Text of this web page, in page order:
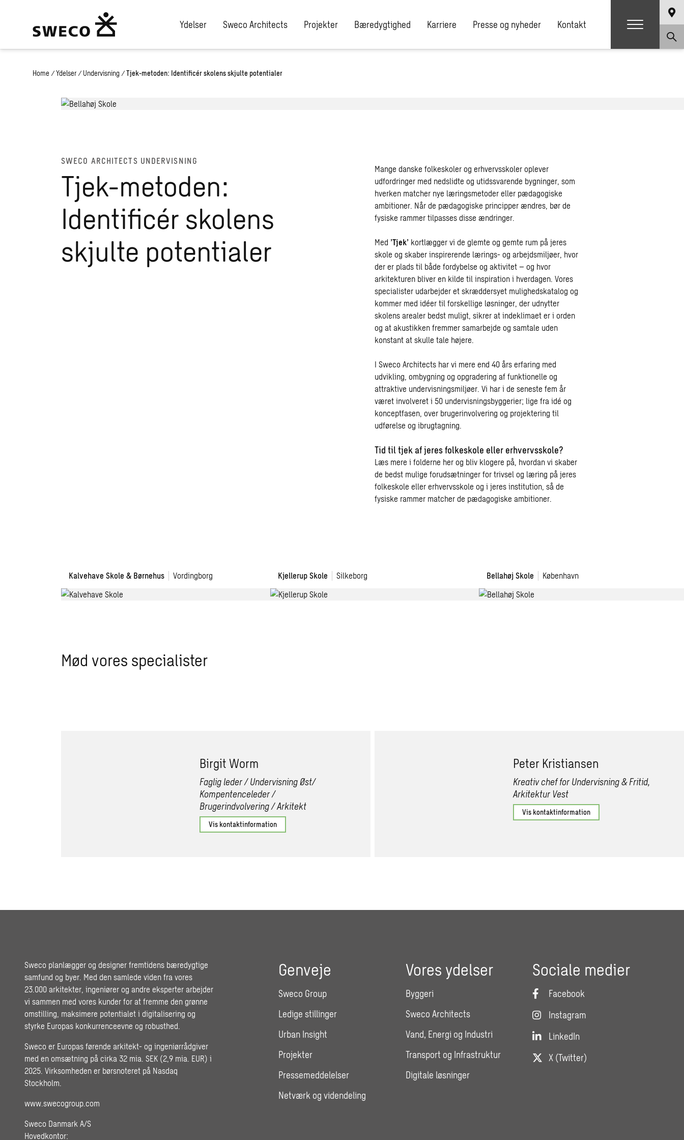
Ydelser Sweco Architects Projekter Bæredygtighed Karriere Presse og nyheder Kontakt
Home / Ydelser / Undervisning / Tjek-metoden: Identificér skolens skjulte potentialer
SWECO ARCHITECTS UNDERVISNING
Tjek-metoden:
Identificér skolens
skjulte potentialer
Mange danske folkeskoler og erhvervsskoler oplever
udfordringer med nedslidte og utidssvarende bygninger, som
hverken matcher nye læringsmetoder eller pædagogiske
ambitioner. Når de pædagogiske principper ændres, bør de
fysiske rammer tilpasses disse ændringer.
Med ’Tjek’kortlægger vi de glemte og gemte rum på jeres
skole og skaber inspirerende lærings- og arbejdsmiljøer, hvor
der er plads til både fordybelse og aktivitet – og hvor
arkitekturen bliver en kilde til inspiration i hverdagen. Vores
specialister udarbejder et skræddersyet mulighedskatalog og
kommer med idéer til forskellige løsninger, der udnytter
skolens arealer bedst muligt, sikrer at indeklimaet er i orden
og at akustikken fremmer samarbejde og samtale uden
konstant at skulle tale højere.
I Sweco Architects har vi mere end 40 års erfaring med
udvikling, ombygning og opgradering af funktionelle og
attraktive undervisningsmiljøer. Vi har i de seneste fem år
været involveret i 50 undervisningsbyggerier; lige fra idé og
konceptfasen, over brugerinvolvering og projektering til
udførelse og ibrugtagning.
Tid til tjek af jeres folkeskole eller erhvervsskole?
Læs mere i folderne her og bliv klogere på, hvordan vi skaber
de bedst mulige forudsætninger for trivsel og læring på jeres
folkeskole eller erhvervsskole og i jeres institution, så de
fysiske rammer matcher de pædagogiske ambitioner.
Kalvehave Skole & Børnehus Vordingborg
Etablering
nye
&
Børnehus
Kjellerup Skole Silkeborg
Kjellerup
Bellahøj Skole København
Bellahøj
Mød vores specialister
Birgit Worm
Faglig leder / Undervisning Øst/
Kompentenceleder /
Brugerindvolvering / Arkitekt
Vis kontaktinformation
Peter Kristiansen
Kreativ chef for Undervisning & Fritid,
Arkitektur Vest
Vis kontaktinformation
Sweco planlægger og designer fremtidens bæredygtige
samfund og byer. Med den samlede viden fra vores
23.000 arkitekter, ingeniører og andre eksperter arbejder
vi sammen med vores kunder for at fremme den grønne
omstilling, maksimere potentialet i digitalisering og
styrke Europas konkurrenceevne og robusthed.
Sweco er Europas førende arkitekt- og ingeniørrådgiver
med en omsætning på cirka 32 mia. SEK (2,9 mia. EUR) i
2025. Virksomheden er børsnoteret på Nasdaq
Stockholm.
www.swecogroup.com
Sweco Danmark A/S
Hovedkontor:
Genveje
Sweco Group
Ledige stillinger
Urban Insight
Projekter
Pressemeddelelser
Netværk og videndeling
Vores ydelser
Byggeri
Sweco Architects
Vand, Energi og Industri
Transport og Infrastruktur
Digitale løsninger
Sociale medier
Facebook
Instagram
LinkedIn
X (Twitter)